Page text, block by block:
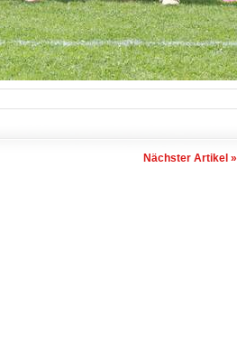
Nächster Artikel »